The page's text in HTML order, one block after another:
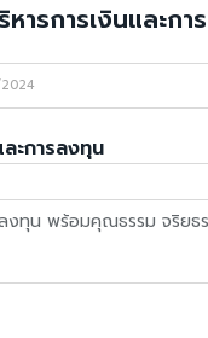
ารการเงินและกา
ะการลงทุน
น พร้อมคุณธรรม จริยธ